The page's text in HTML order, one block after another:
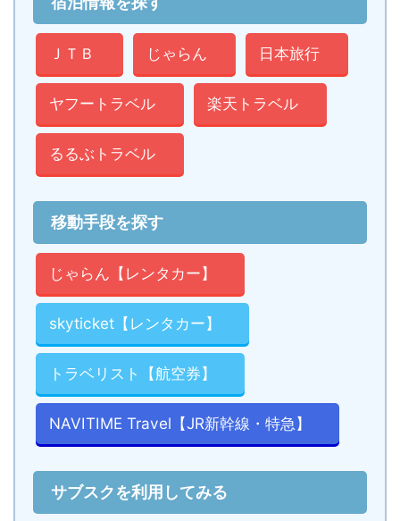
ＪＴＢ じゃらん 日本旅行
ヤフートラベル 楽天トラベル
るるぶトラベル
移動手段を探す
じゃらん【レンタカー】
skyticket【レンタカー】
トラベリスト【航空券】
NAVITIME Travel【JR新幹線・特急】
サブスクを利用してみる